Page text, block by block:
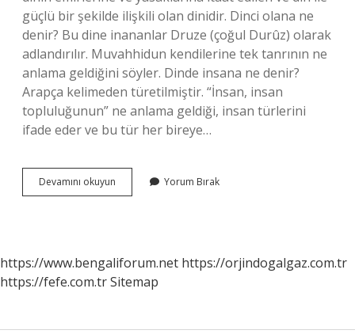
güçlü bir şekilde ilişkili olan dinidir. Dinci olana ne
denir? Bu dine inananlar Druze (çoğul Durûz) olarak
adlandırılır. Muvahhidun kendilerine tek tanrının ne
anlama geldiğini söyler. Dinde insana ne denir?
Arapça kelimeden türetilmiştir. “İnsan, insan
topluluğunun” ne anlama geldiği, insan türlerini
ifade eder ve bu tür her bireye…
Devamını okuyun
Bütün
Yorum Bırak
https://www.bengaliforum.net https://orjindogalgaz.com.tr
https://fefe.com.trSitemap